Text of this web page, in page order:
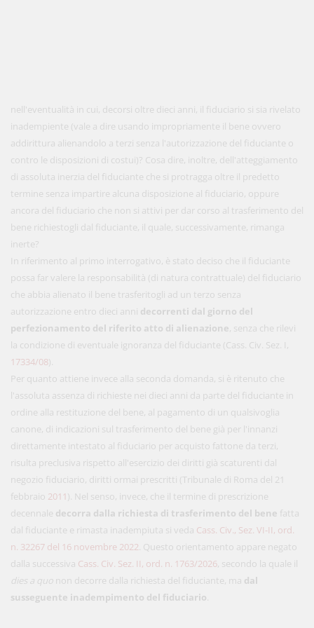
nell'eventualità in cui, decorsi oltre dieci anni, il fiduciario si sia rivelato
inadempiente (vale a dire usando impropriamente il bene ovvero
addirittura alienandolo a terzi senza l'autorizzazione del fiduciante o
contro le disposizioni di costui)? Cosa dire, inoltre, dell'atteggiamento
di assoluta inerzia del fiduciante che si protragga oltre il predetto
termine senza impartire alcuna disposizione al fiduciario, oppure
ancora del fiduciario che non si attivi per dar corso al trasferimento del
bene richiestogli dal fiduciante, il quale, successivamente, rimanga
inerte?
In riferimento al primo interrogativo, è stato deciso che il fiduciante
possa far valere la responsabilità (di natura contrattuale) del fiduciario
che abbia alienato il bene trasferitogli ad un terzo senza
autorizzazione entro dieci anni decorrenti dal giorno del
perfezionamento del riferito atto di alienazione, senza che rilevi
la condizione di eventuale ignoranza del fiduciante (Cass. Civ. Sez. I,
17334/08).
Per quanto attiene invece alla seconda domanda, si è ritenuto che
l'assoluta assenza di richieste nei dieci anni da parte del fiduciante in
ordine alla restituzione del bene, al pagamento di un qualsivoglia
canone, di indicazioni sul trasferimento del bene già per l'innanzi
direttamente intestato al fiduciario per acquisto fattone da terzi,
risulta preclusiva rispetto all'esercizio dei diritti già scaturenti dal
negozio fiduciario, diritti ormai prescritti (Tribunale di Roma del 21
febbraio 2011 ). Nel senso, invece, che il termine di prescrizione
decennale decorra dalla richiesta di trasferimento del bene fatta
dal fiduciante e rimasta inadempiuta si veda Cass. Civ., Sez. VI-II, ord.
n. 32267 del 16 novembre 2022 . Questo orientamento appare negato
dalla successiva Cass. Civ. Sez. II, ord. n. 1763/2026, secondo la quale il
dies a quo non decorre dalla richiesta del fiduciante, ma dal
susseguente inadempimento del fiduciario